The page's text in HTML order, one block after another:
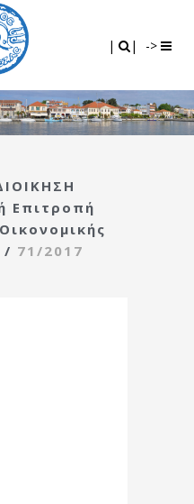
| | ->
Επιτροπή
/ 71/2017